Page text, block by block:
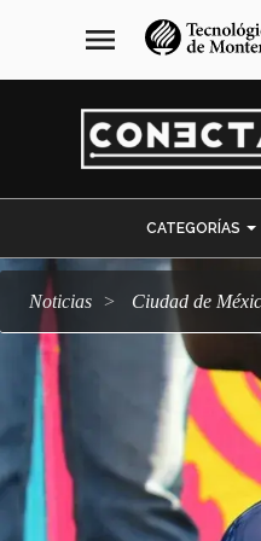
navegación
principal
menu
CATEGORÍAS
Noticias Ciudad de